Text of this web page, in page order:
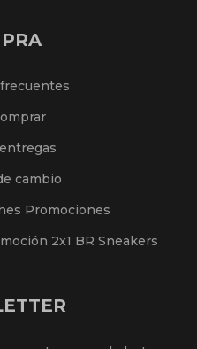
cambio
Promociones
2x1 BR Sneakers